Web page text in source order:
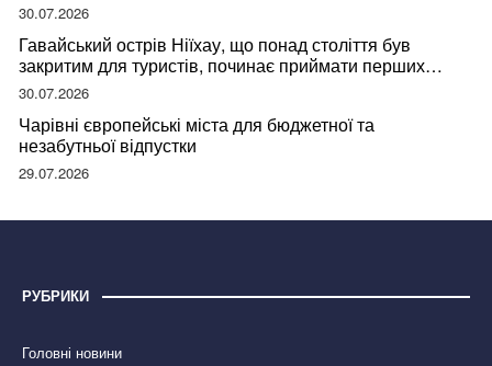
30.07.2026
Гавайський острів Ніїхау, що понад століття був
закритим для туристів, починає приймати перших
відвідувачів
30.07.2026
Чарівні європейські міста для бюджетної та
незабутньої відпустки
29.07.2026
РУБРИКИ
Головні новини